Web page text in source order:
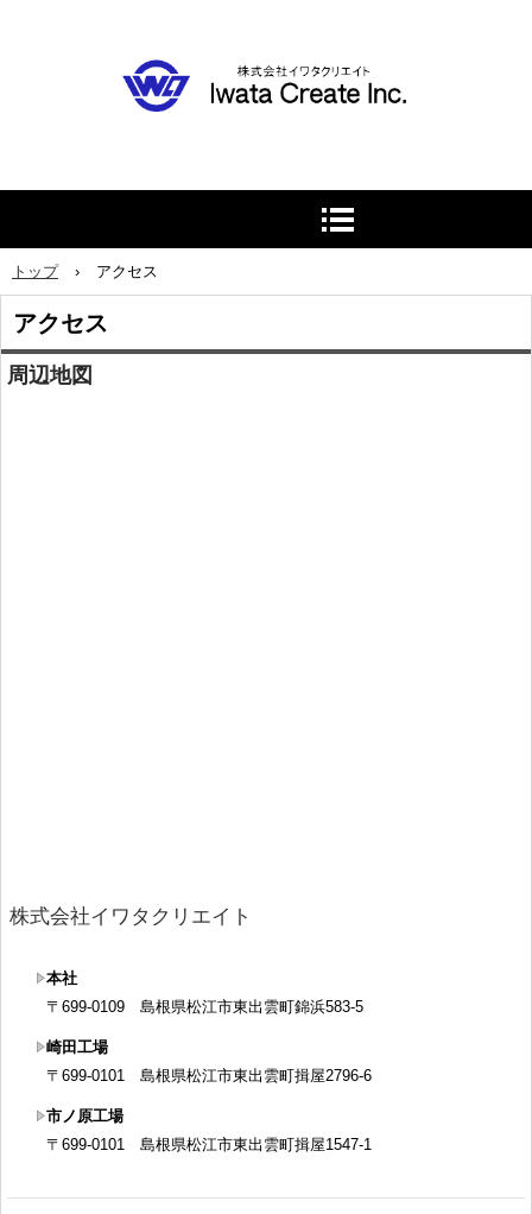
トップ › アクセス
アクセス
周辺地図
株式会社イワタクリエイト
本社
〒699-0109 島根県松江市東出雲町錦浜583-5
崎田工場
〒699-0101 島根県松江市東出雲町揖屋2796-6
市ノ原工場
〒699-0101 島根県松江市東出雲町揖屋1547-1